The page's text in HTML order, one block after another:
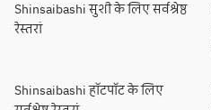
Shinsaibashi सुशी के लिए सर्वश्रेष्ठ
रेस्तरां
Shinsaibashi हॉटपॉट के लिए